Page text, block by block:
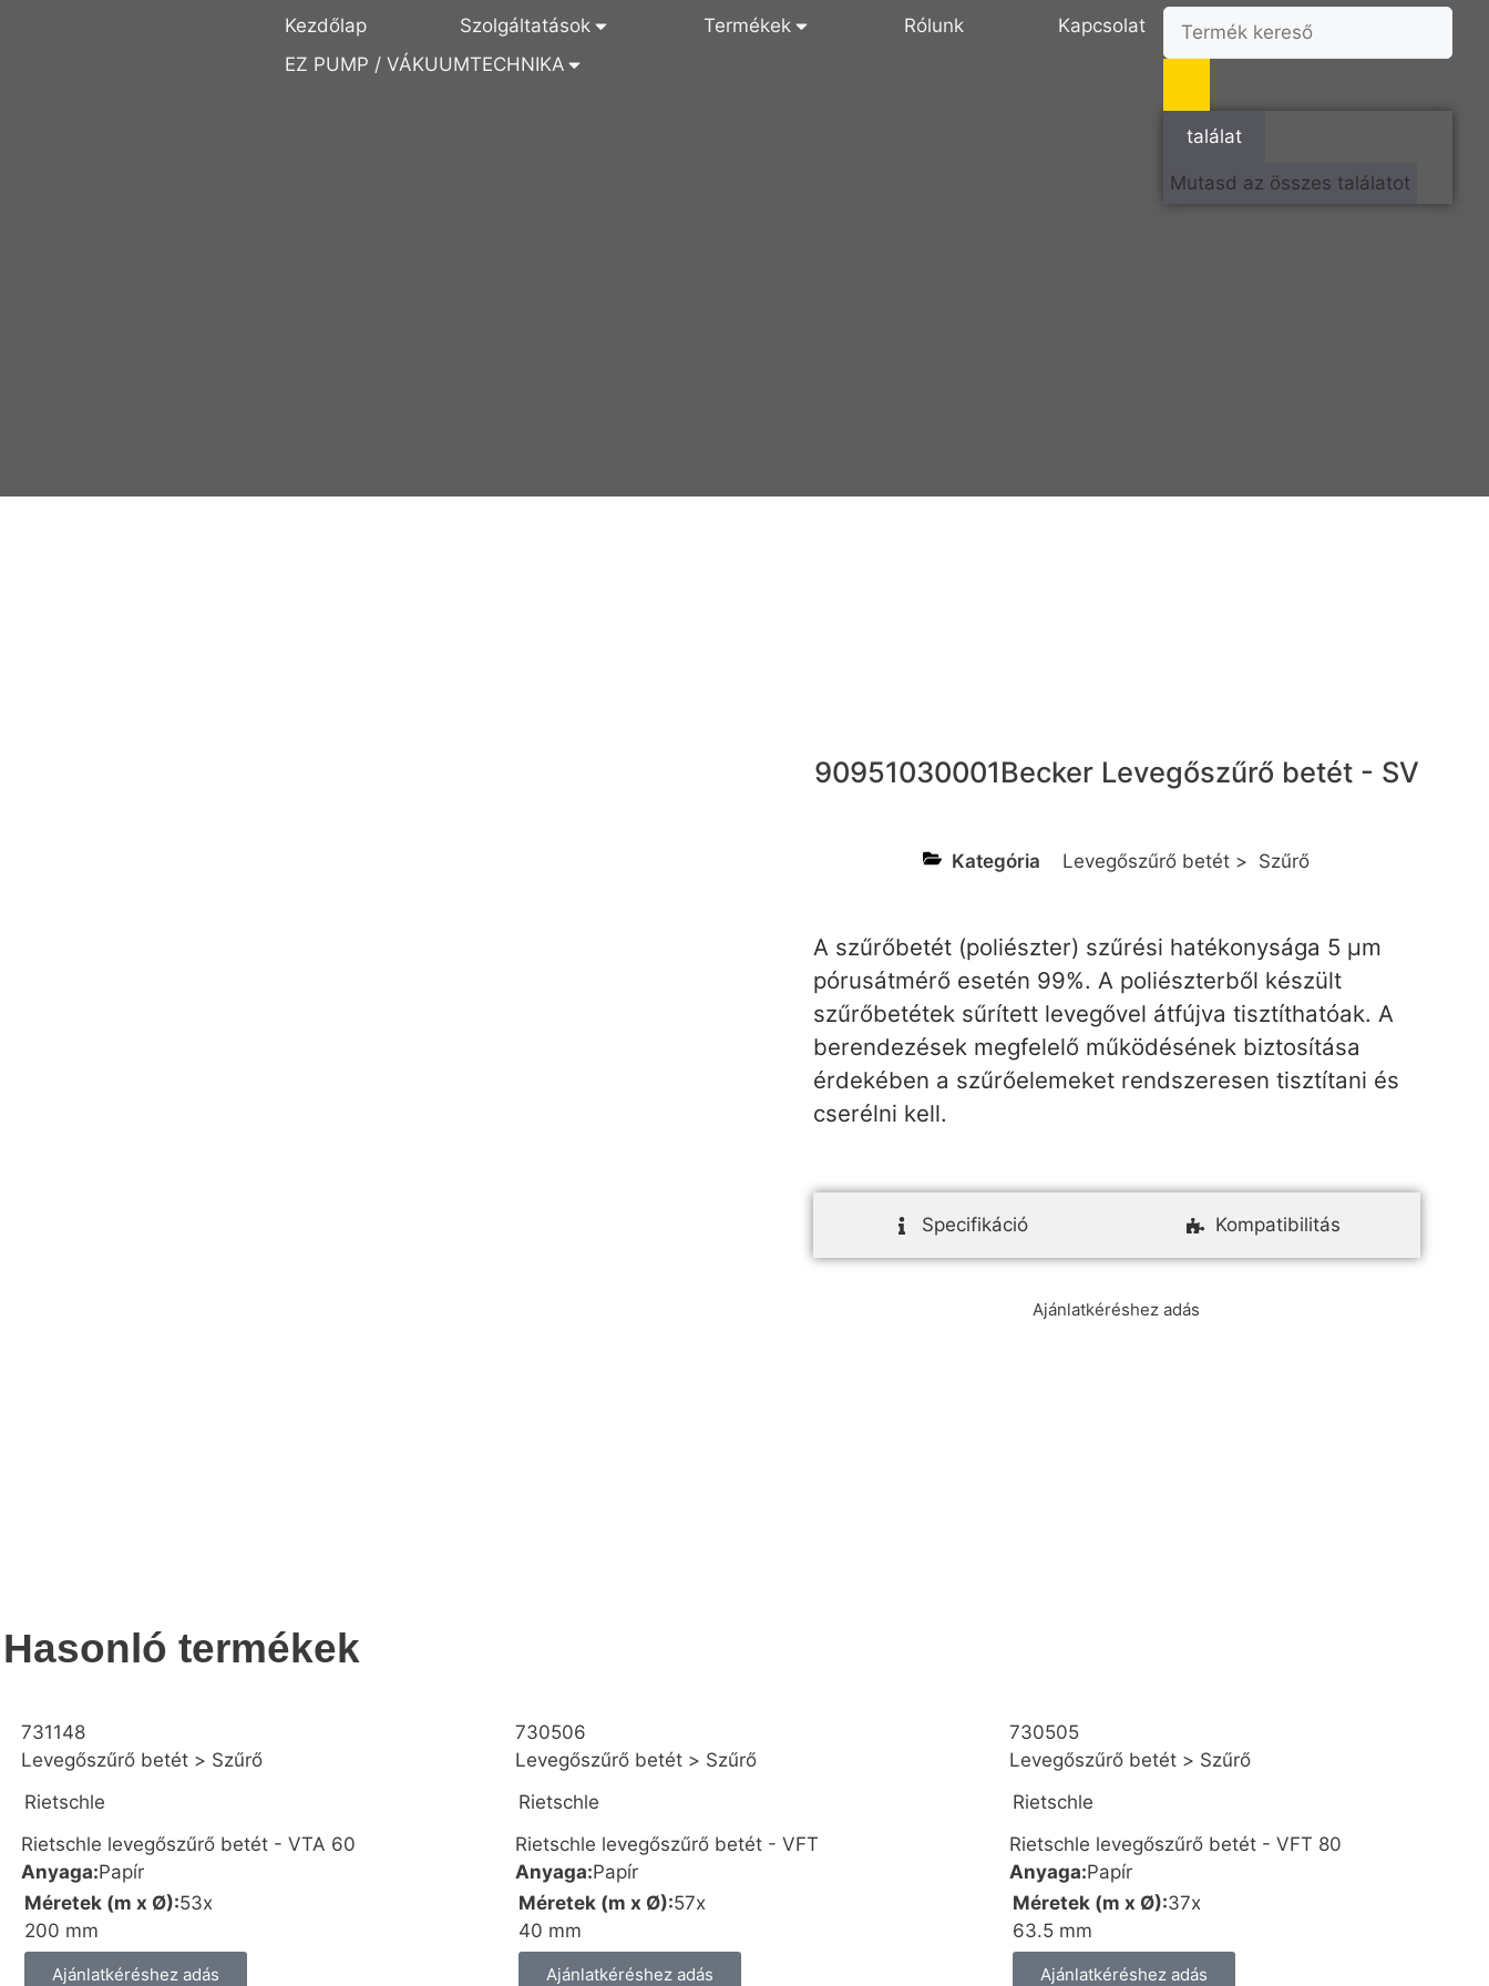
Kezdőlap Szolgáltatások Termékek Rólunk
Kapcsolat
EZ PUMP / VÁKUUMTECHNIKA
találat
Mutasd az összes találatot
90951030001Becker Levegőszűrő betét - SV
Kategória Levegőszűrő betét > Szűrő
A szűrőbetét (poliészter) szűrési hatékonysága 5 µm
pórusátmérő esetén 99%. A poliészterből készült
szűrőbetétek sűrített levegővel átfújva tisztíthatóak. A
berendezések megfelelő működésének biztosítása
érdekében a szűrőelemeket rendszeresen tisztítani és
cserélni kell.
Specifikáció Kompatibilitás
Ajánlatkéréshez adás
Hasonló termékek
731148
Levegőszűrő betét > Szűrő
Rietschle
Rietschle levegőszűrő betét - VTA 60
Anyaga:Papír
Méretek (m x Ø):53x
200 mm
Ajánlatkéréshez adás
730506
Levegőszűrő betét > Szűrő
Rietschle
Rietschle levegőszűrő betét - VFT
Anyaga:Papír
Méretek (m x Ø):57x
40 mm
Ajánlatkéréshez adás
730505
Levegőszűrő betét > Szűrő
Rietschle
Rietschle levegőszűrő betét - VFT 80
Anyaga:Papír
Méretek (m x Ø):37x
63.5 mm
Ajánlatkéréshez adás